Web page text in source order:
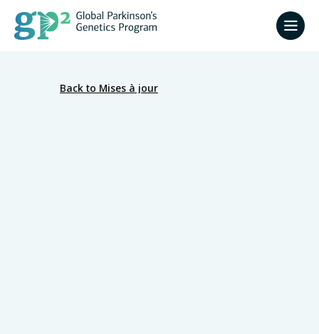
Back to Mises à jour